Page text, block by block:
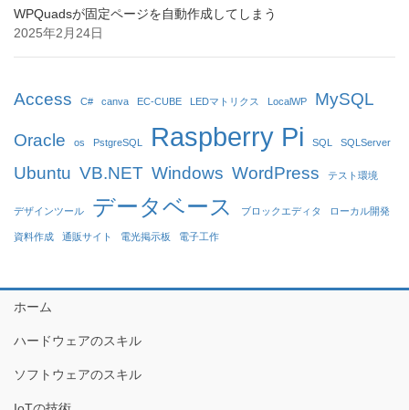
WPQuadsが固定ページを自動作成してしまう
2025年2月24日
Access C# canva EC-CUBE LEDマトリクス LocalWP MySQL
Oracle os PstgreSQL Raspberry Pi SQL SQLServer
Ubuntu VB.NET Windows WordPress テスト環境
デザインツール データベース ブロックエディタ ローカル開発
資料作成 通販サイト 電光掲示板 電子工作
ホーム
ハードウェアのスキル
ソフトウェアのスキル